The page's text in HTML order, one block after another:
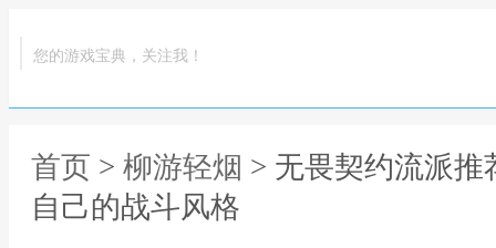
您的游戏宝典，关注我！
首页 > 柳游轻烟 > 无畏契约流派
自己的战斗风格